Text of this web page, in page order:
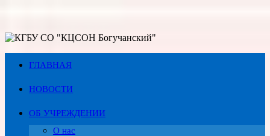
Перейти
к
содержимому
ГЛАВНАЯ
НОВОСТИ
ОБ УЧРЕЖДЕНИИ
О нас